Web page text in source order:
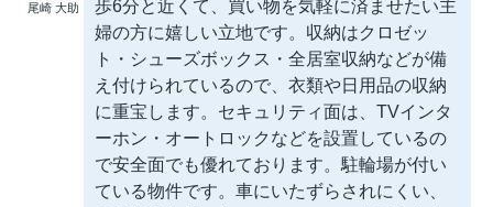
尾崎 大助
歩6分と近くて、買い物を気軽に済ませたい主
婦の方に嬉しい立地です。収納はクロゼッ
ト・シューズボックス・全居室収納などが備
え付けられているので、衣類や日用品の収納
に重宝します。セキュリティ面は、TVインタ
ーホン・オートロックなどを設置しているの
で安全面でも優れております。駐輪場が付い
ている物件です。車にいたずらされにくい、